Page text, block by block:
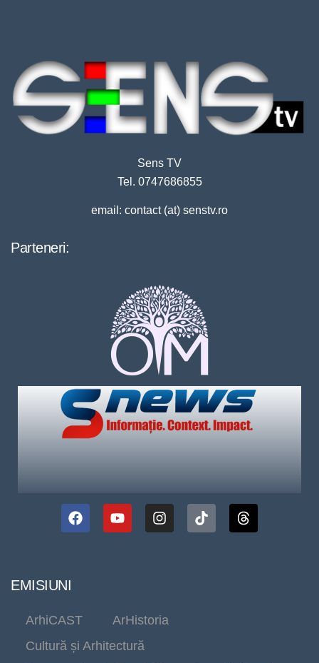
Sens TV
Tel. 0747686855
email: contact (at) senstv.ro
Parteneri:
EMISIUNI
ArhiCAST
ArHistoria
Cultură și Arhitectură